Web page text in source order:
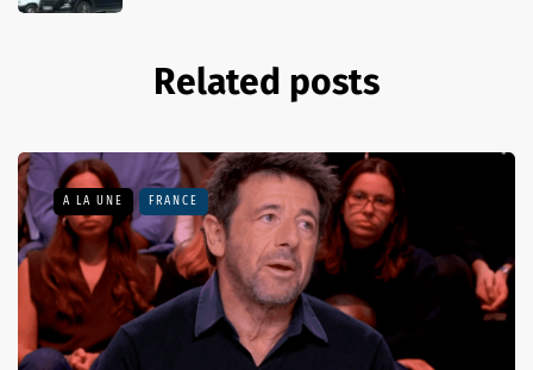
Related posts
A LA UNE FRANCE